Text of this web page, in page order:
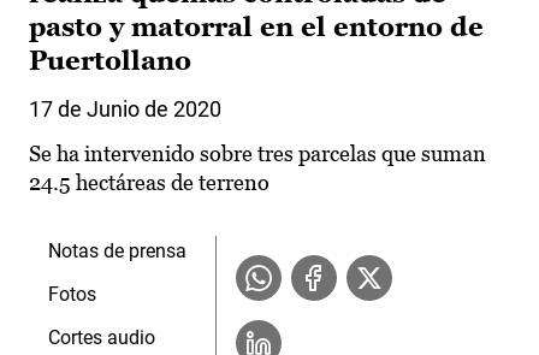
pasto y matorral en el entorno de
Puertollano
17 de Junio de 2020
Se ha intervenido sobre tres parcelas que suman
24.5 hectáreas de terreno
Notas de prensa
Fotos
Cortes audio